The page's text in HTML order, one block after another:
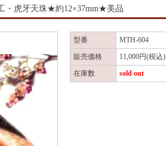
・虎牙天珠★約12×37mm★美品
型番
MTH-604
販売価格
11,000円(税込)
在庫数
sold out